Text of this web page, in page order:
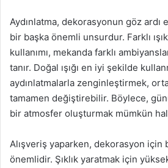
Aydınlatma, dekorasyonun göz ardı
bir başka önemli unsurdur. Farklı
kullanımı, mekanda farklı
tanır. Doğal ışığı en iyi şekilde
aydınlatmalarla zenginleştirmek,
tamamen değiştirebilir. Böylece,
bir atmosfer oluşturmak mümkün
Alışveriş yaparken, dekorasyon için
önemlidir. Şıklık yaratmak için